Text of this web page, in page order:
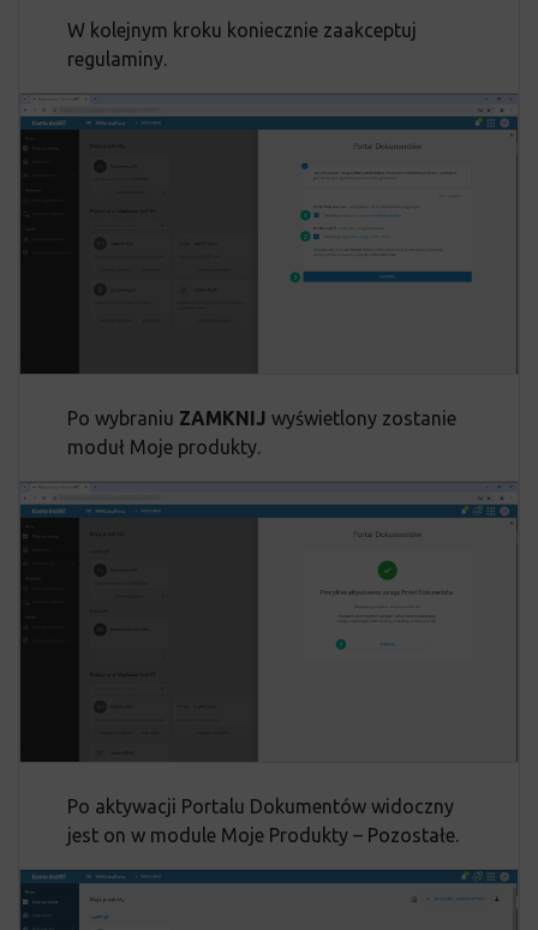
W kolejnym kroku koniecznie zaakceptuj
regulaminy.
Po wybraniu ZAMKNIJ wyświetlony zostanie
moduł Moje produkty.
Po aktywacji Portalu Dokumentów widoczny
jest on w module Moje Produkty – Pozostałe.